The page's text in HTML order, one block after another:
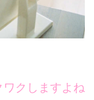
クしますよね